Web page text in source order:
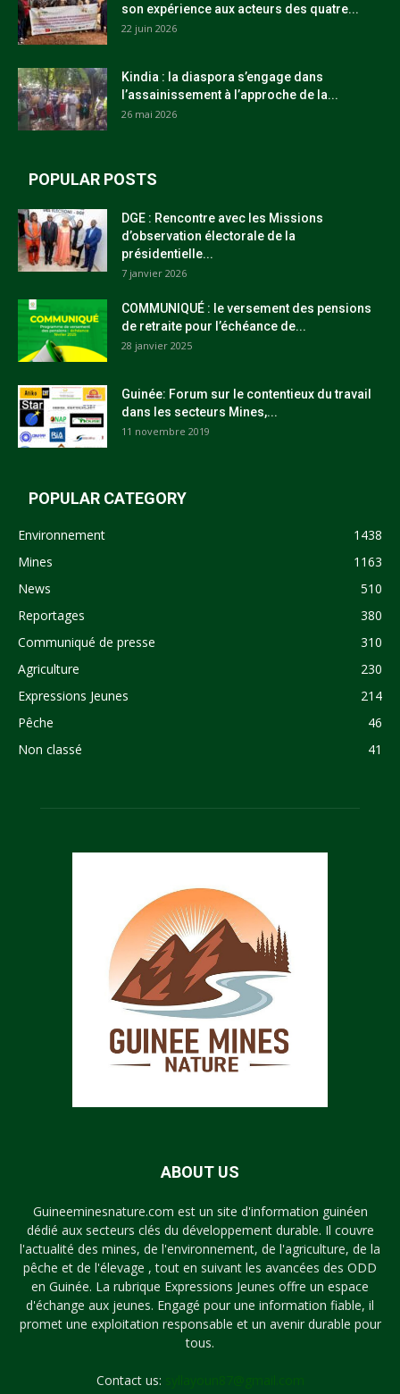
son expérience aux acteurs des quatre...
22 juin 2026
Kindia : la diaspora s’engage dans
l’assainissement à l’approche de la...
26 mai 2026
POPULAR POSTS
DGE : Rencontre avec les Missions
d’observation électorale de la
présidentielle...
7 janvier 2026
COMMUNIQUÉ : le versement des pensions
de retraite pour l’échéance de...
28 janvier 2025
Guinée: Forum sur le contentieux du travail
dans les secteurs Mines,...
11 novembre 2019
POPULAR CATEGORY
Environnement
1438
Mines
1163
News
510
Reportages
380
Communiqué de presse
310
Agriculture
230
Expressions Jeunes
214
Pêche
46
Non classé
41
ABOUT US
Guineeminesnature.com est un site d'information guinéen
dédié aux secteurs clés du développement durable. Il couvre
l'actualité des mines, de l'environnement, de l'agriculture, de la
pêche et de l'élevage , tout en suivant les avancées des ODD
en Guinée. La rubrique Expressions Jeunes offre un espace
d'échange aux jeunes. Engagé pour une information fiable, il
promet une exploitation responsable et un avenir durable pour
tous.
Contact us: